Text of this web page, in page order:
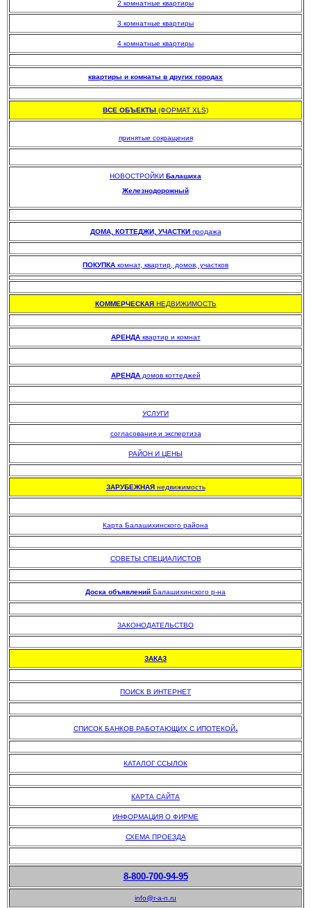
2 комнатные квартиры
3 комнатные квартиры
4 комнатные квартиры
квартиры и комнаты в других городах
ВСЕ ОБЪЕКТЫ (ФОРМАТ XLS)
принятые сокращения
НОВОСТРОЙКИ Балашиха
Железнодорожный
ДОМА, КОТТЕДЖИ, УЧАСТКИ продажа
ПОКУПКА комнат, квартир, домов, участков
КОММЕРЧЕСКАЯНЕДВИЖИМОСТЬ
АРЕНДАквартир и комнат
АРЕНДАдомов коттеджей
УСЛУГИ
согласования и экспертиза
РАЙОН И ЦЕНЫ
ЗАРУБЕЖНАЯнедвижимость
Карта Балашихинского района
СОВЕТЫ СПЕЦИАЛИСТОВ
Доска объявлений Балашихинского р-на
ЗАКОНОДАТЕЛЬСТВО
ЗАКАЗ
ПОИСК В ИНТЕРНЕТ
СПИСОК БАНКОВ РАБОТАЮЩИХ С ИПОТЕКОЙ.
КАТАЛОГ ССЫЛОК
КАРТА САЙТА
ИНФОРМАЦИЯ О ФИРМЕ
СХЕМА ПРОЕЗДА
8-800-700-94-95
info@r-a-n.ru